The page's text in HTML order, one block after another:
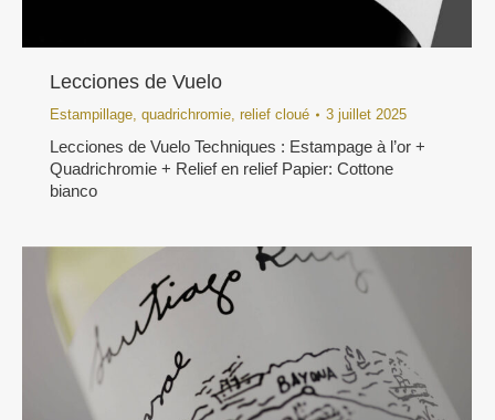
Lecciones de Vuelo
Estampillage, quadrichromie, relief cloué 3 juillet 2025
Lecciones de Vuelo Techniques : Estampage à l’or +
Quadrichromie + Relief en relief Papier: Cottone
bianco